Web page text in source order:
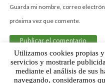
Guarda mi nombre, correo
próxima vez que comente.
Sobre Humor Fútbol
Utilizamos cookies propias
servicios y mostrarle
mediante el análisis de sus
navegando, consideramos